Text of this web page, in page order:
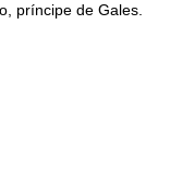
príncipe de Gales.